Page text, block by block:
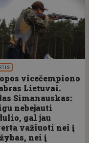
vicečempiono
Lietuvai.
Simanauskas:
nebejauti
gal jau
važiuoti nei į
nei į